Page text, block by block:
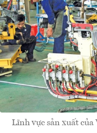
Lĩnh vực sản xuất